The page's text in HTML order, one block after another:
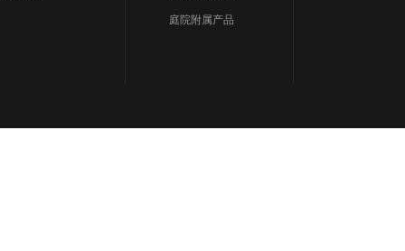
庭院附属产品